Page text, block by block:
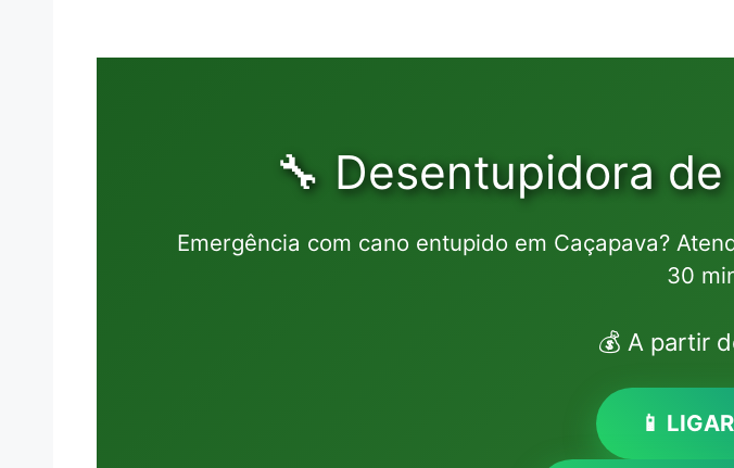
🔧 Desentupidora
Emergência com cano entupido em Caçapava?
30
💰 A partir
📱